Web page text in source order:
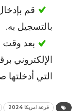
قم
بالتسجيل به.
بعد وقت
الإلكتروني
التي أدخلتها
قرعة امريكا 2024